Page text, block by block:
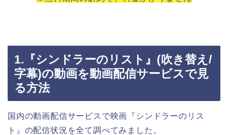
1.『シンドラーのリスト』(吹き替え/
字幕)の動画を動画配信サービスで見
る方法
国内の動画配信サービスで映画『シンドラーのリス
ト』の配信状況を全て調べてみました。